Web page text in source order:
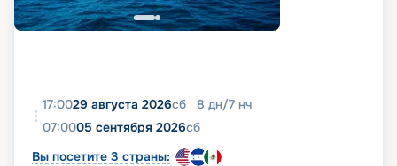
17:0029 августа 2026сб 8 дн/7 нч
07:0005 сентября 2026сб
Вы посетите 3 страны: